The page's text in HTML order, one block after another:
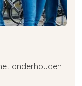
onderhouden